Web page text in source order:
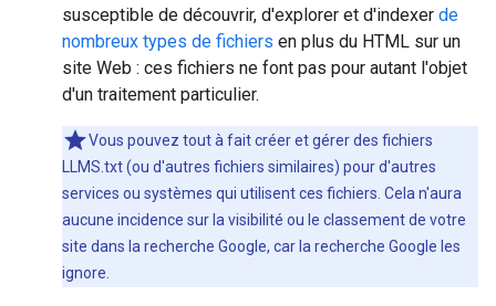
susceptible de découvrir, d'explorer et d'indexer de
nombreux types de fichiers en plus du HTML sur un
site Web : ces fichiers ne font pas pour autant l'objet
d'un traitement particulier.
Vous pouvez tout à fait créer et gérer des fichiers
LLMS.txt (ou d'autres fichiers similaires) pour d'autres
services ou systèmes qui utilisent ces fichiers. Cela n'aura
aucune incidence sur la visibilité ou le classement de votre
site dans la recherche Google, car la recherche Google les
ignore.